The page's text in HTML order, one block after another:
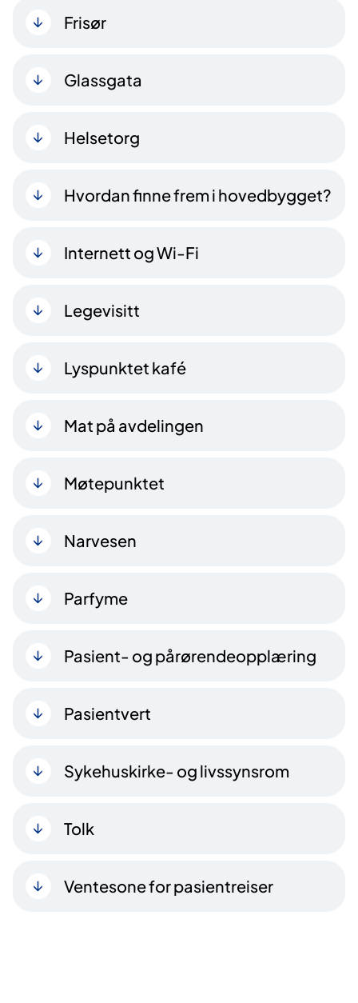
Frisør
Glassgata
Helsetorg
Hvordan finne frem i hovedbygget?
Internett og Wi-Fi
Legevisitt
Lyspunktet kafé
Mat på avdelingen
Møtepunktet
Narvesen
Parfyme
Pasient- og pårørendeopplæring
Pasientvert
Sykehuskirke- og livssynsrom
Tolk
Ventesone for pasientreiser